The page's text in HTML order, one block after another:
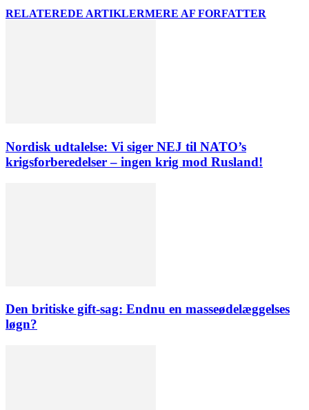
RELATEREDE ARTIKLERMERE AF FORFATTER
Nordisk udtalelse: Vi siger NEJ til NATO’s
krigsforberedelser – ingen krig mod Rusland!
Den britiske gift-sag: Endnu en masseødelæggelses
løgn?